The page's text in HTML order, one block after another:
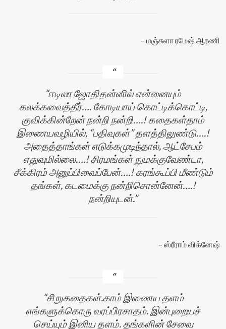
மஞ்சுளா ரமேஷ் ஆரணி
ஈடிலா ஜோதிதன்னில் என்னையும்
கலக்கவைத்தீர்…. கோடியாய் கொட்டிக்கொட்டி,
குவிக்கின்றேன் நன்றி நன்றி….! கதைகள்தாம்
இணையவழியில், “பதிவுகள்” தளத்திலுண்டு….!
அதைத்தாங்கள் எடுக்கமுடிந்தால், ஆட்சேபம்
எதுவுமில்லை….! சிரமங்கள் நுமக்குவேண்டா,
சீக்கிரம் அனுப்பிவைப்பேன்….! கரங்கூப்பி மீண்டும்
தங்கள், கடமைக்கு நன்றிசொன்னேன்….!
நன்றியுடன்.
ஸ்ரீராம் விக்னேஷ்
சிறுகதைகள்.காம் இணைய தளம்
எங்களுக்கொரு வரப்பிரசாதம். இன்புறையச்
செய்யும் இனிய தளம். தங்களின் சேவை